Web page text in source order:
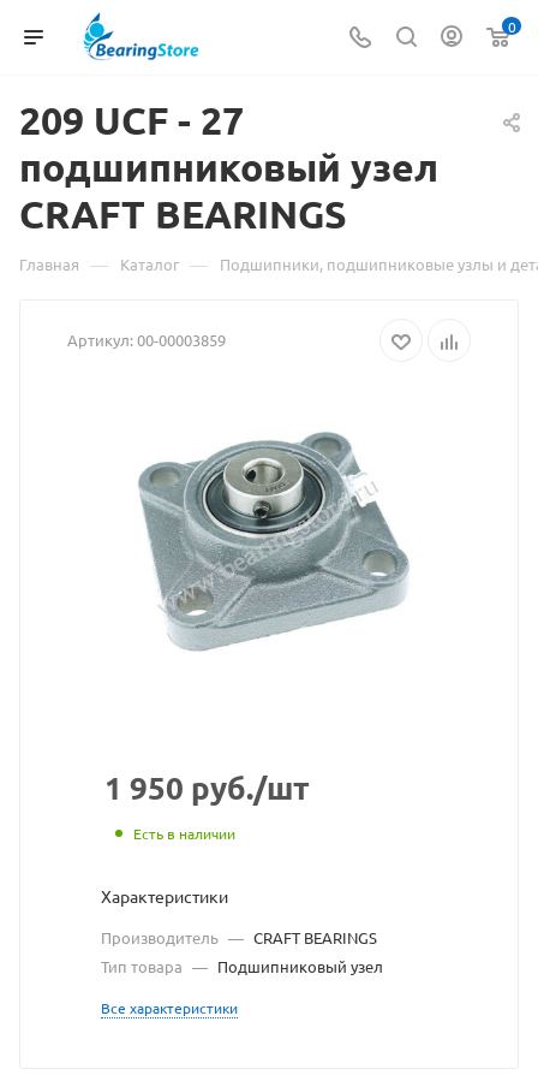
0
209 UCF - Материал
о
товаре
209
-
подшипниковый
узел
CRAFT
BEARINGS
взят
https://
по
ссылке
разрешения
владельца
сайта
27
подшипниковый узел
CRAFT BEARINGS
Главная — Каталог — Подшипники, подшипниковые узлы и
Артикул:00-00003859
1 950 руб./шт
Есть в наличии
Характеристики
Производитель — CRAFT BEARINGS
Тип товара — Подшипниковый узел
Все характеристики